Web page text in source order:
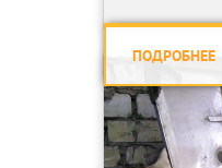
ПОДРОБНЕЕ